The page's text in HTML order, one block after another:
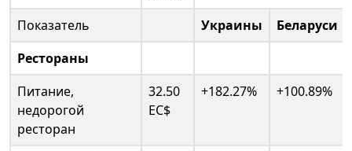
Показатель Украины
Беларуси
Рестораны
Питание,
недорогой
ресторан
32.50
EC$
+182.27% +100.89%